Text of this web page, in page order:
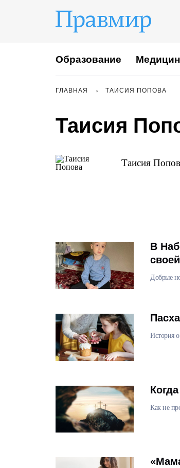
Образование
ГЛАВНАЯ ТАИСИЯ ПОПОВА
Таисия
Таисия
В
Добрые
История
Как не